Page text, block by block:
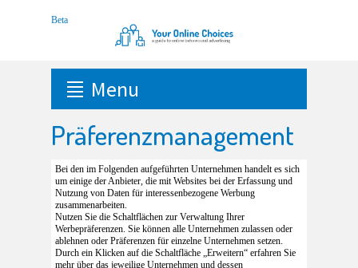
Menu
Präferenzmanagement
Bei den im Folgenden aufgeführten Unternehmen handelt es sich
um einige der Anbieter, die mit Websites bei der Erfassung und
Nutzung von Daten für interessenbezogene Werbung
zusammenarbeiten.
Nutzen Sie die Schaltflächen zur Verwaltung Ihrer
Werbepräferenzen. Sie können alle Unternehmen zulassen oder
ablehnen oder Präferenzen für einzelne Unternehmen setzen.
Durch ein Klicken auf die Schaltfläche „Erweitern“ erfahren Sie
mehr über das jeweilige Unternehmen und dessen